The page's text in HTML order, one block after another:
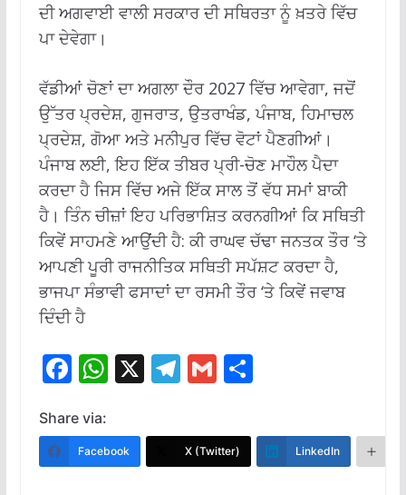
ਦੀ ਅਗਵਾਈ ਵਾਲੀ ਸਰਕਾਰ ਦੀ ਸਥਿਰਤਾ ਨੂੰ ਖ਼ਤਰੇ ਵਿੱਚ
ਪਾ ਦੇਵੇਗਾ।
ਵੱਡੀਆਂ ਚੋਣਾਂ ਦਾ ਅਗਲਾ ਦੌਰ 2027 ਵਿੱਚ ਆਵੇਗਾ, ਜਦੋਂ
ਉੱਤਰ ਪ੍ਰਦੇਸ਼, ਗੁਜਰਾਤ, ਉਤਰਾਖੰਡ, ਪੰਜਾਬ, ਹਿਮਾਚਲ
ਪ੍ਰਦੇਸ਼, ਗੋਆ ਅਤੇ ਮਨੀਪੁਰ ਵਿੱਚ ਵੋਟਾਂ ਪੈਣਗੀਆਂ।
ਪੰਜਾਬ ਲਈ, ਇਹ ਇੱਕ ਤੀਬਰ ਪ੍ਰੀ-ਚੋਣ ਮਾਹੌਲ ਪੈਦਾ
ਕਰਦਾ ਹੈ ਜਿਸ ਵਿੱਚ ਅਜੇ ਇੱਕ ਸਾਲ ਤੋਂ ਵੱਧ ਸਮਾਂ ਬਾਕੀ
ਹੈ। ਤਿੰਨ ਚੀਜ਼ਾਂ ਇਹ ਪਰਿਭਾਸ਼ਿਤ ਕਰਨਗੀਆਂ ਕਿ ਸਥਿਤੀ
ਕਿਵੇਂ ਸਾਹਮਣੇ ਆਉਂਦੀ ਹੈ: ਕੀ ਰਾਘਵ ਚੱਢਾ ਜਨਤਕ ਤੌਰ ‘ਤੇ
ਆਪਣੀ ਪੂਰੀ ਰਾਜਨੀਤਿਕ ਸਥਿਤੀ ਸਪੱਸ਼ਟ ਕਰਦਾ ਹੈ,
ਭਾਜਪਾ ਸੰਭਾਵੀ ਫਸਾਦਾਂ ਦਾ ਰਸਮੀ ਤੌਰ ‘ਤੇ ਕਿਵੇਂ ਜਵਾਬ
ਦਿੰਦੀ ਹੈ
F
e
b
W
at
s
X T
e
gr
G
ai
l
S
ar
e
Share via:
Facebook X (Twitter) LinkedIn